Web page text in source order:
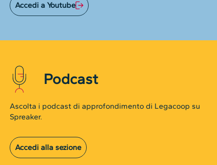
Accedi a Youtube
Podcast
Ascolta i podcast di approfondimento di Legacoop su
Spreaker.
Accedi alla sezione